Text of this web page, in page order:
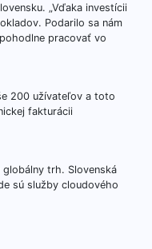
„Vďaka investícii
Podarilo sa nám
pracovať vo
200 užívateľov a toto
fakturácii
trh. Slovenská
sú služby cloudového